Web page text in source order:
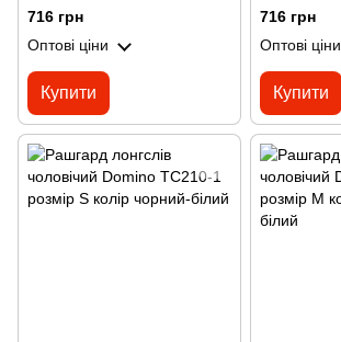
716 грн
Оптові ціни
Купити
716 грн
Оптові ціни
Купити